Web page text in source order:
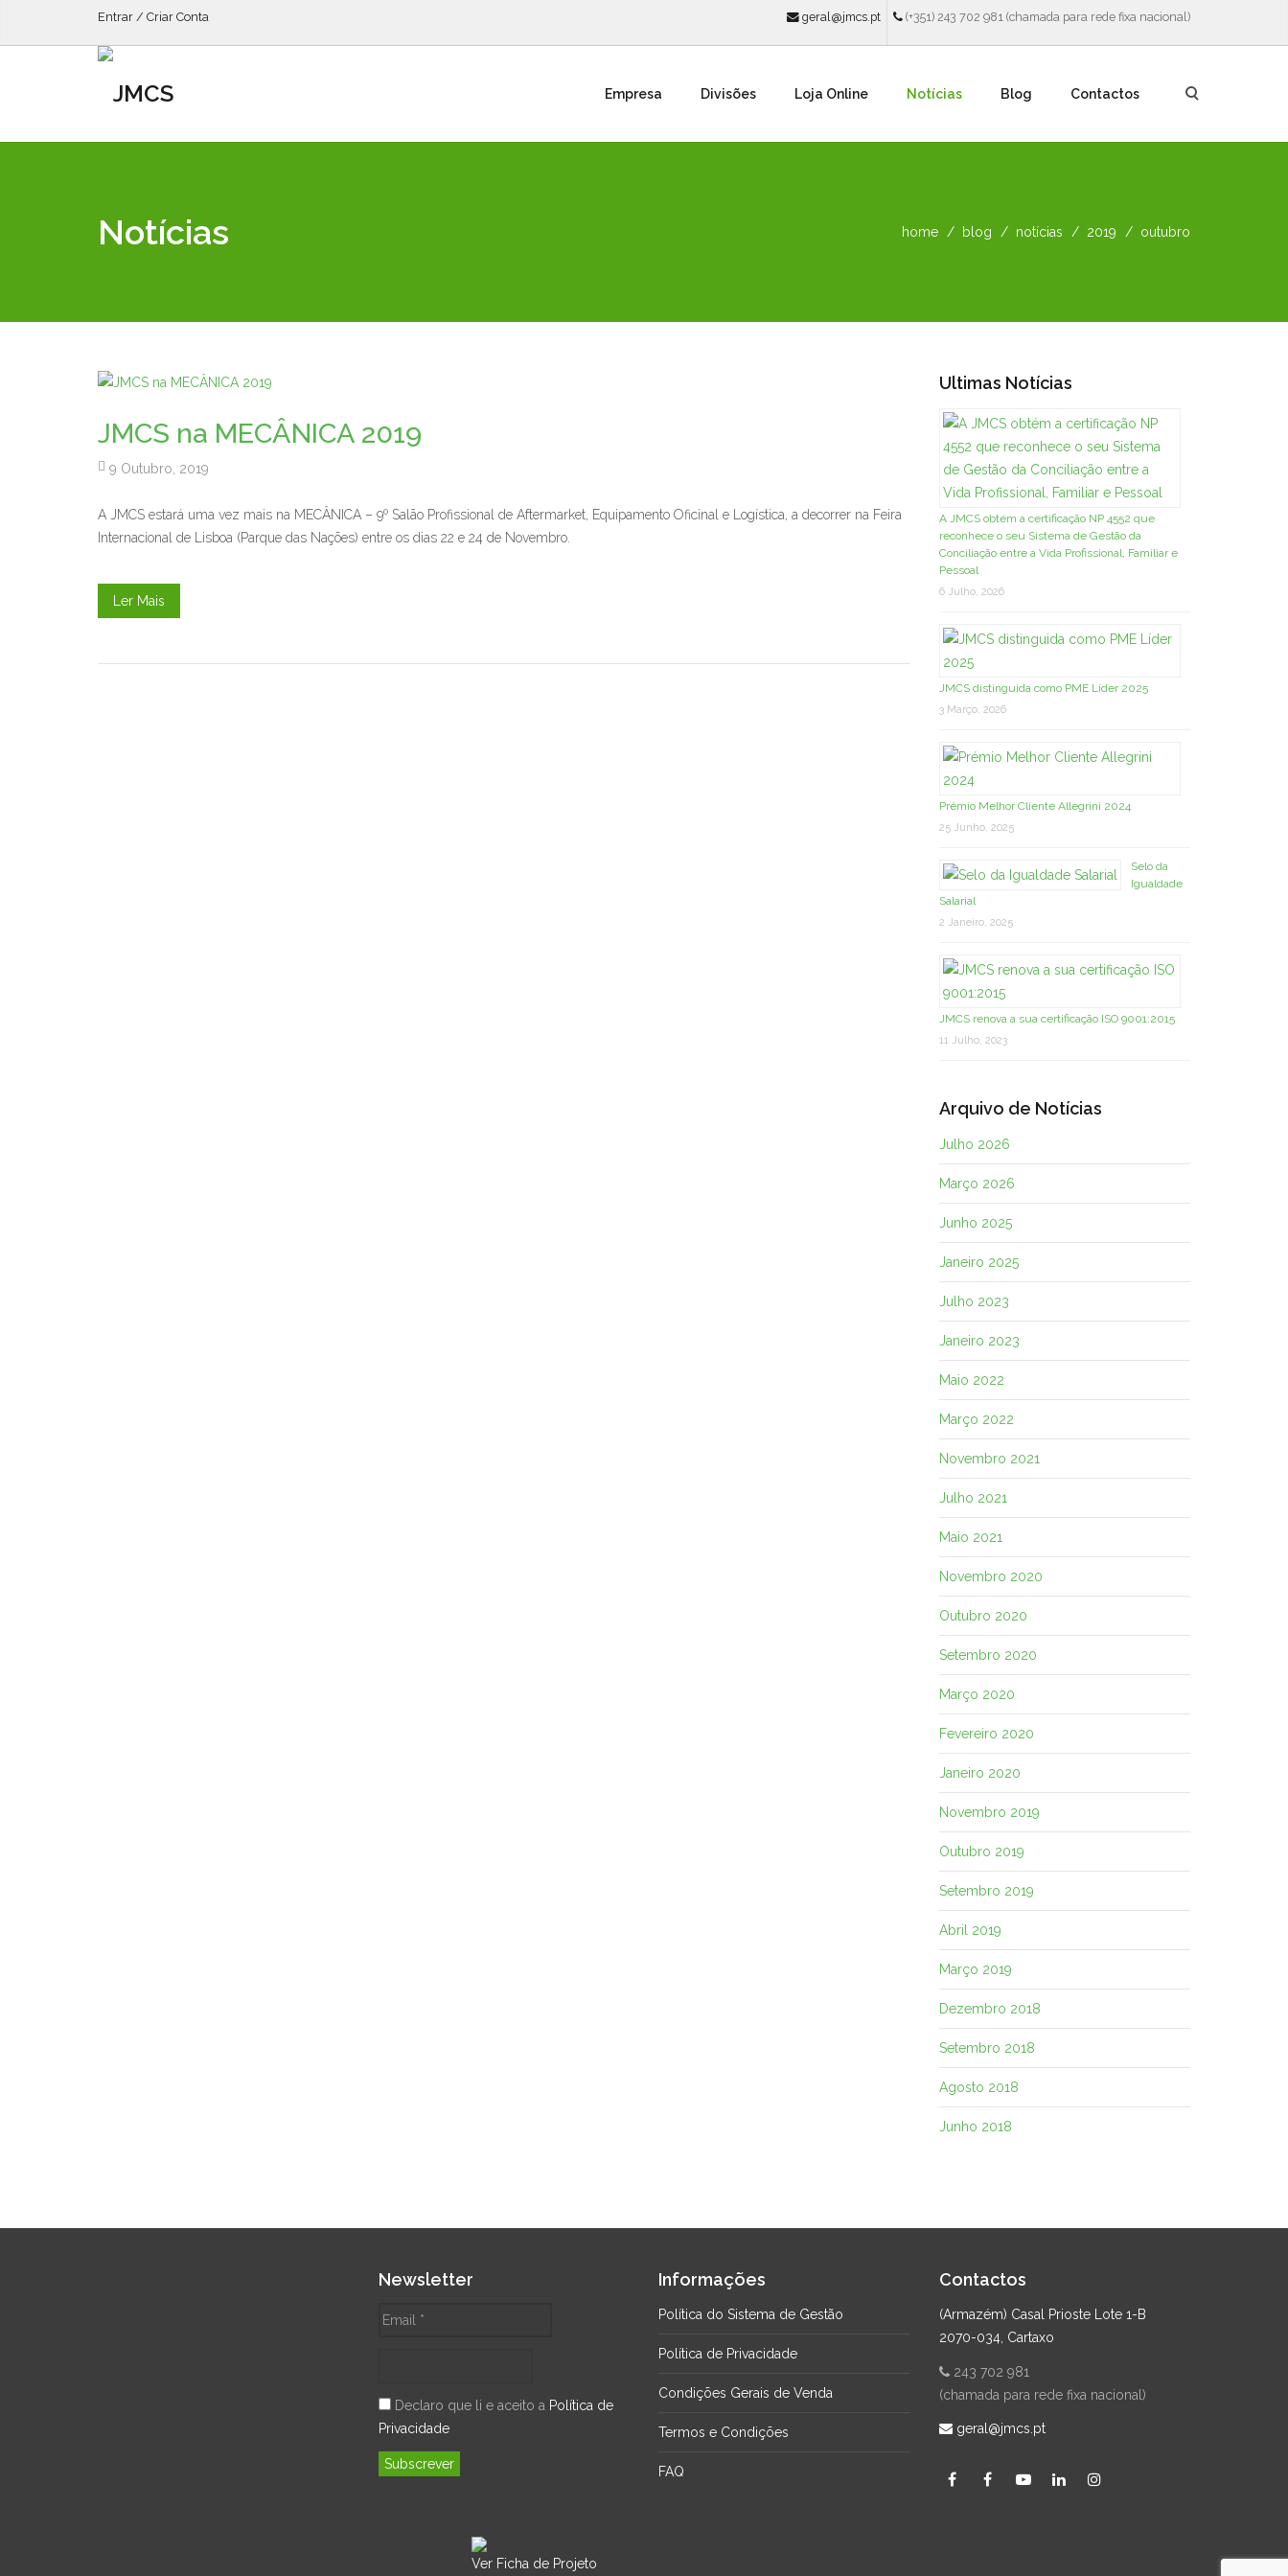
Entrar / Criar Conta geral@jmcs.pt (+351) 243 702 981 (chamada para rede fixa nacional)
Empresa Divisões Loja Online Notícias Blog Contactos
Notícias home blog notícias 2019 outubro
JMCS na MECÂNICA 2019
9 Outubro, 2019
A JMCS estará uma vez mais na MECÂNICA – 9º Salão Profissional de Aftermarket, Equipamento Oficinal e Logística, a decorrer na Feira
Internacional de Lisboa (Parque das Nações) entre os dias 22 e 24 de Novembro.
Ler Mais
Ultimas Notícias
A JMCS obtém a certificação NP 4552 que
reconhece o seu Sistema de Gestão da
Conciliação entre a Vida Profissional, Familiar e
Pessoal
6 Julho, 2026
JMCS distinguida como PME Líder 2025
3 Março, 2026
Prémio Melhor Cliente Allegrini 2024
25 Junho, 2025
Selo da
Igualdade
Salarial
2 Janeiro, 2025
JMCS renova a sua certificação ISO 9001:2015
11 Julho, 2023
Arquivo de Notícias
Julho 2026
Março 2026
Junho 2025
Janeiro 2025
Julho 2023
Janeiro 2023
Maio 2022
Março 2022
Novembro 2021
Julho 2021
Maio 2021
Novembro 2020
Outubro 2020
Setembro 2020
Março 2020
Fevereiro 2020
Janeiro 2020
Novembro 2019
Outubro 2019
Setembro 2019
Abril 2019
Março 2019
Dezembro 2018
Setembro 2018
Agosto 2018
Junho 2018
Newsletter
Declaro que li e aceito a Política de
Privacidade
Informações
Política do Sistema de Gestão
Política de Privacidade
Condições Gerais de Venda
Termos e Condições
FAQ
Contactos
(Armazém) Casal Prioste Lote 1-B
2070-034, Cartaxo
243 702 981
(chamada para rede fixa nacional)
geral@jmcs.pt
Ver Ficha de Projeto